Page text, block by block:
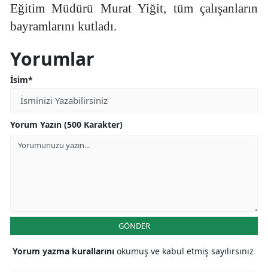
Erzurum
İstanbul
Eğitim Müdürü Murat Yiğit, tüm çalışanların
bayramlarını kutladı.
Yorumlar
İsim*
Yorum Yazın (500 Karakter)
GÖNDER
Yorum yazma kurallarını okumuş ve kabul etmiş sayılırsınız